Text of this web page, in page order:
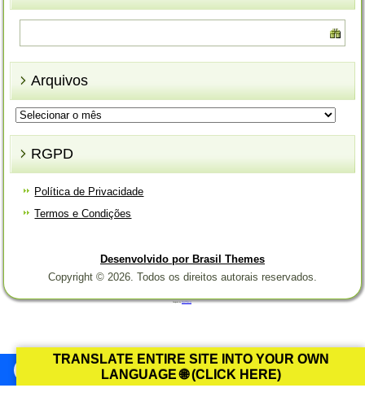
Arquivos
Arquivos
RGPD
Política de Privacidade
Termos e Condições
Desenvolvido por Brasil Themes
Copyright © 2026. Todos os direitos autorais reservados.
TRANSLATE ENTIRE SITE INTO YOUR OWN
LANGUAGE 🌐 (CLICK HERE)